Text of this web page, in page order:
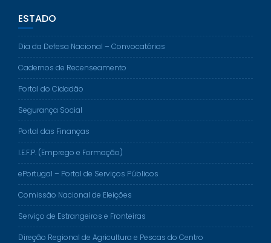
ESTADO
Dia da Defesa Nacional – Convocatórias
Cadernos de Recenseamento
Portal do Cidadão
Segurança Social
Portal das Finanças
I.E.F.P. (Emprego e Formação)
ePortugal – Portal de Serviços Públicos
Comissão Nacional de Eleições
Serviço de Estrangeiros e Fronteiras
Direção Regional de Agricultura e Pescas do Centro